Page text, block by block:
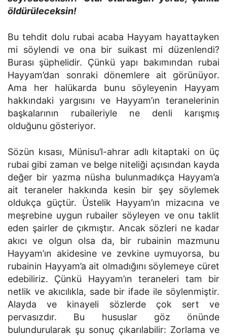
öldürüleceksin!
Bu tehdit dolu rubai acaba Hayyam hayattayken
mi söylendi ve ona bir suikast mi düzenlendi?
Burası şüphelidir. Çünkü yapı bakımından rubai
Hayyam’dan sonraki dönemlere ait görünüyor.
Ama her halükarda bunu söyleyenin Hayyam
hakkındaki yargısını ve Hayyam’ın teranelerinin
başkalarının rubaileriyle ne denli karışmış
olduğunu gösteriyor.
Sözün kısası, Münisu’l-ahrar adlı kitaptaki on üç
rubai gibi zaman ve belge niteliği açısından kayda
değer bir yazma nüsha bulunmadıkça Hayyam’a
ait teraneler hakkında kesin bir şey söylemek
oldukça güçtür. Üstelik Hayyam’ın mizacına ve
meşrebine uygun rubailer söyleyen ve onu taklit
eden şairler de çıkmıştır. Ancak sözleri ne kadar
akıcı ve olgun olsa da, bir rubainin mazmunu
Hayyam’ın akidesine ve zevkine uymuyorsa, bu
rubainin Hayyam’a ait olmadığını söylemeye cüret
edebiliriz. Çünkü Hayyam’ın teraneleri tam bir
netlik ve akıcılıkla, sade bir ifade ile söylenmiştir.
Alayda ve kinayeli sözlerde çok sert ve
pervasızdır. Bu hususlar göz önünde
bulundurularak şu sonuç çıkarılabilir: Zorlama ve